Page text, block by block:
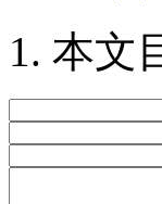
本文